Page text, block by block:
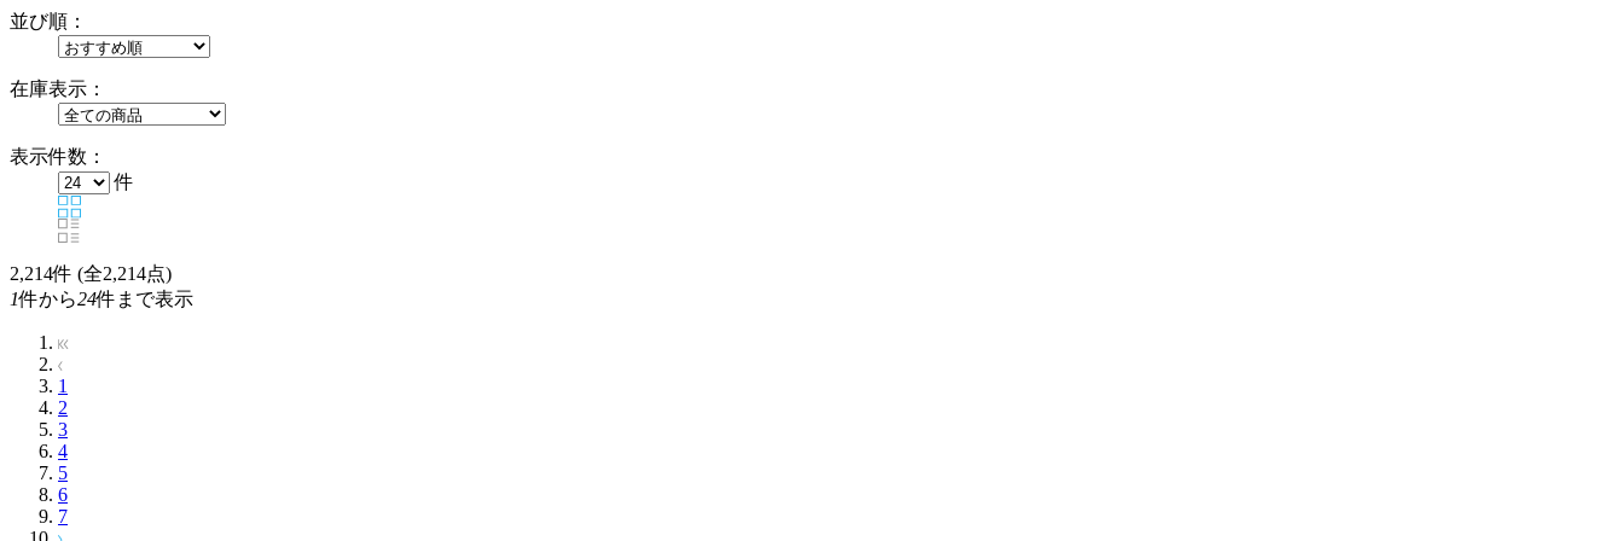
並び順：
在庫表示：
表示件数：
件
2,214件 (全2,214点)
1件から24件まで表示
1
2
3
4
5
6
7